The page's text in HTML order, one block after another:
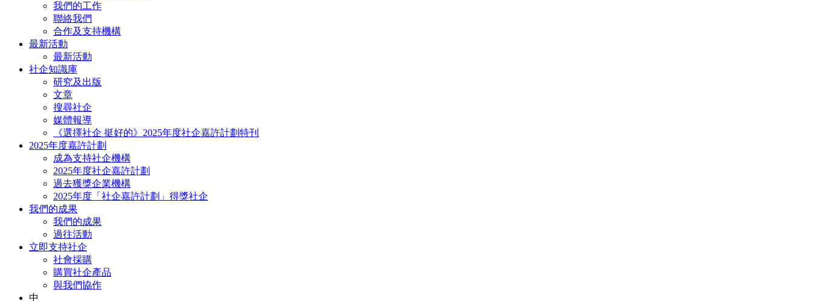
我們的工作
聯絡我們
合作及支持機構
最新活動
最新活動
社企知識庫
研究及出版
文章
搜尋社企
媒體報導
《選擇社企 挺好的》2025年度社企嘉許計劃特刊
2025年度嘉許計劃
成為支持社企機構
2025年度社企嘉許計劃
過去獲獎企業機構
2025年度「社企嘉許計劃」得獎社企
我們的成果
我們的成果
過往活動
立即支持社企
社會採購
購買社企產品
與我們協作
中